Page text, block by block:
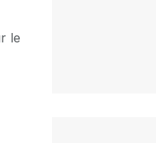
le